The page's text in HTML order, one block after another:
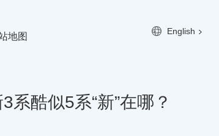
English
地图
系酷似5系“新”在哪？